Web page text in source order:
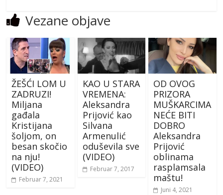
Vezane objave
ŽEŠĆI LOM U
ZADRUZI!
Miljana
gađala
Kristijana
šoljom, on
besan skočio
na nju!
(VIDEO)
Februar 7, 2021
KAO U STARA
VREMENA:
Aleksandra
Prijović kao
Silvana
Armenulić
oduševila sve
(VIDEO)
Februar 7, 2017
OD OVOG
PRIZORA
MUŠKARCIMA
NEĆE BITI
DOBRO
Aleksandra
Prijović
oblinama
rasplamsala
maštu!
Juni 4, 2021